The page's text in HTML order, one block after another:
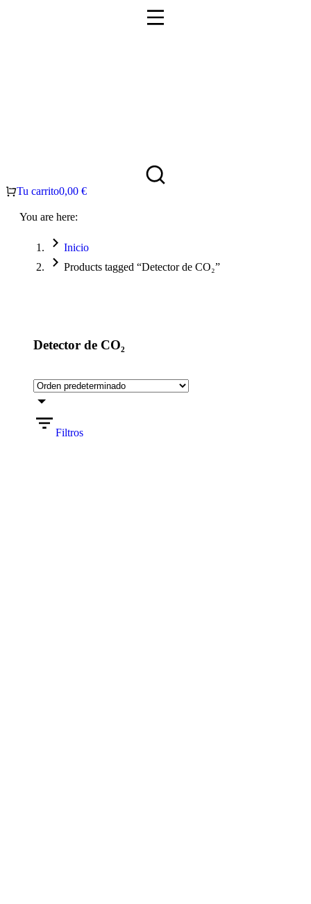
Tu carrito0,00 €
You are here:
Inicio
Products tagged “Detector de CO₂”
Detector de CO₂
Filtros